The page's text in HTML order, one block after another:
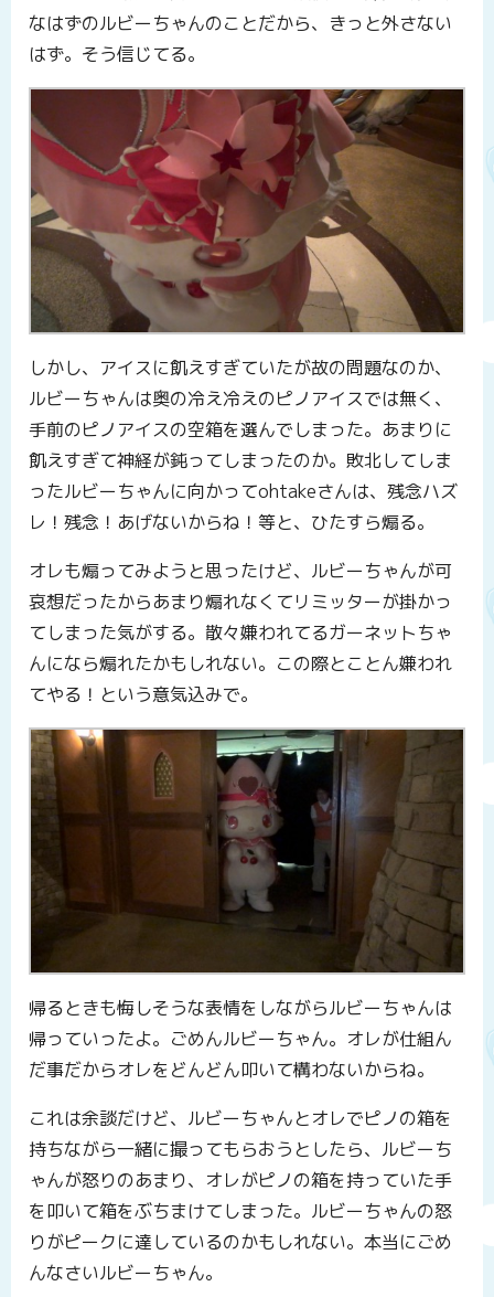
なはずのルビーちゃんのことだから、きっと外さない
はず。そう信じてる。
しかし、アイスに飢えすぎていたが故の問題なのか、
ルビーちゃんは奥の冷え冷えのピノアイスでは無く、
手前のピノアイスの空箱を選んでしまった。あまりに
飢えすぎて神経が鈍ってしまったのか。敗北してしま
ったルビーちゃんに向かってohtakeさんは、残念ハズ
レ！残念！あげないからね！等と、ひたすら煽る。
オレも煽ってみようと思ったけど、ルビーちゃんが可
哀想だったからあまり煽れなくてリミッターが掛かっ
てしまった気がする。散々嫌われてるガーネットちゃ
んになら煽れたかもしれない。この際とことん嫌われ
てやる！という意気込みで。
帰るときも悔しそうな表情をしながらルビーちゃんは
帰っていったよ。ごめんルビーちゃん。オレが仕組ん
だ事だからオレをどんどん叩いて構わないからね。
これは余談だけど、ルビーちゃんとオレでピノの箱を
持ちながら一緒に撮ってもらおうとしたら、ルビーち
ゃんが怒りのあまり、オレがピノの箱を持っていた手
を叩いて箱をぶちまけてしまった。ルビーちゃんの怒
りがピークに達しているのかもしれない。本当にごめ
んなさいルビーちゃん。